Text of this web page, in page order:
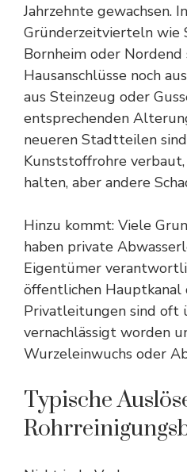
Jahrzehnte gewachsen.
Gründerzeitvierteln wie
Bornheim oder
Hausanschlüsse noch
aus Steinzeug oder
entsprechenden
neueren Stadtteilen
Kunststoffrohre
halten, aber andere
Hinzu kommt: Viele
haben private
Eigentümer
öffentlichen Hauptkanal
Privatleitungen sind oft
vernachlässigt worden
Wurzeleinwuchs oder
Typische